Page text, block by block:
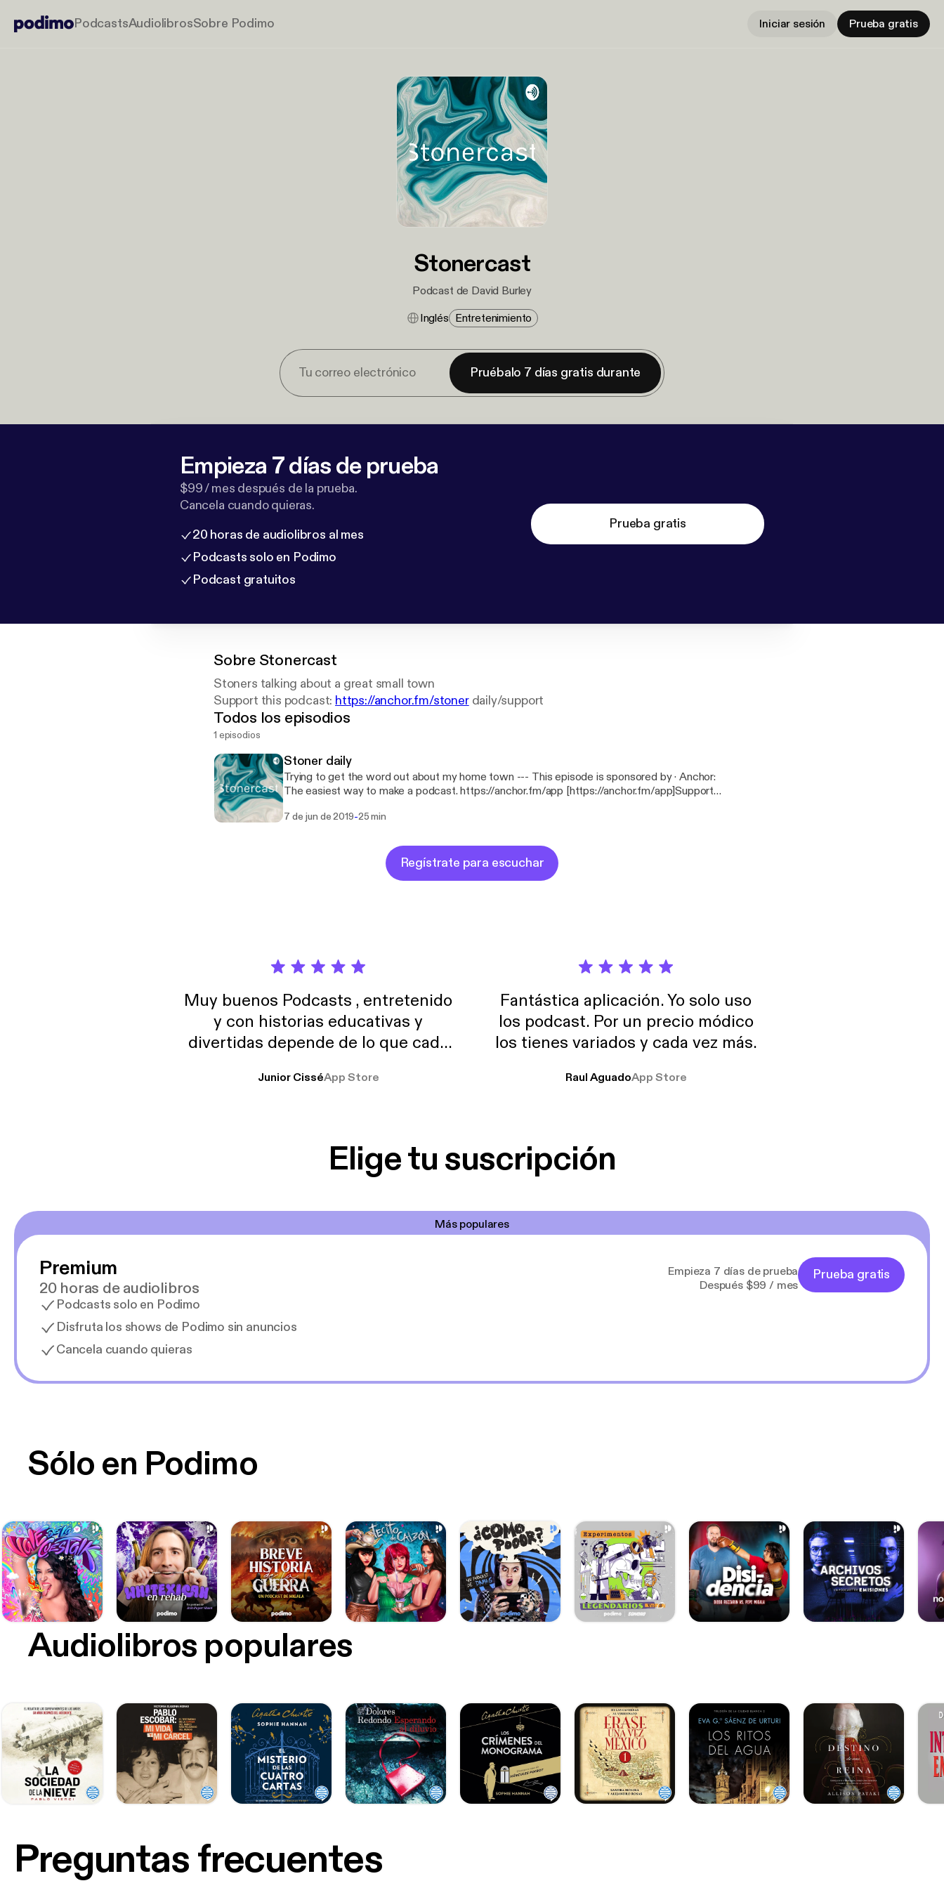
PodcastsAudiolibrosSobre Podimo Iniciar sesión Prueba gratis
Stonercast
Podcast de David Burley
Inglés Entretenimiento
Pruébalo 7 días gratis durante
Empieza 7 días de prueba
$99 / mes después de la prueba.
Cancela cuando quieras.
20 horas de audiolibros al mes
Podcasts solo en Podimo
Podcast gratuitos
Prueba gratis
Sobre Stonercast
Stoners talking about a great small town
Support this podcast: https://anchor.fm/stonerdaily/support
Todos los episodios
1 episodios
Stoner daily
Trying to get the word out about my home town --- This episode is sponsored by · Anchor:
The easiest way to make a podcast. https://anchor.fm/app [https://anchor.fm/app]Support
7 de jun de 2019-25 min
Regístrate para escuchar
Muy buenos Podcasts , entretenido
y con historias educativas y
divertidas depende de lo que cada
trabajo ya que estoy muchas horas
Junior CisséApp Store
Fantástica aplicación. Yo solo uso
los podcast. Por un precio módico
los tienes variados y cada vez más.
Raul AguadoApp Store
Elige tu suscripción
Más populares
Premium
20 horas de audiolibros
Podcasts solo en Podimo
Disfruta los shows de Podimo sin anuncios
Cancela cuando quieras
Empieza 7 días de prueba
Después $99 / mes
Prueba gratis
Sólo en Podimo
Audiolibros populares
Preguntas frecuentes